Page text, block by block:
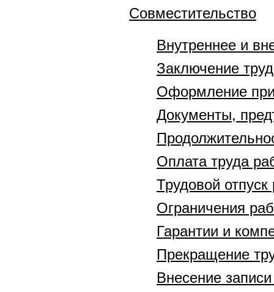
Совместительство
Внутреннее и
Заключение
Оформление
Документы,
Оплата труда
Трудовой
Ограничения
Гарантии и
Прекращение
Внесение